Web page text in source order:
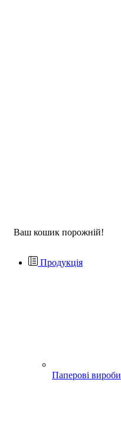
Ваш кошик порожній!
Продукція
Паперові вироби